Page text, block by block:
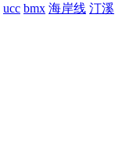
ucc bmx 海岸线 汀溪